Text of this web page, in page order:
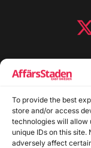
To provide the best
store and/or access
technologies will allow
unique IDs on this
adversely affect